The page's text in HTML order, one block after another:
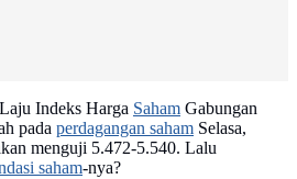
Laju Indeks Harga Saham Gabungan
pada perdagangan saham Selasa,
menguji 5.472-5.540. Lalu
saham-nya?